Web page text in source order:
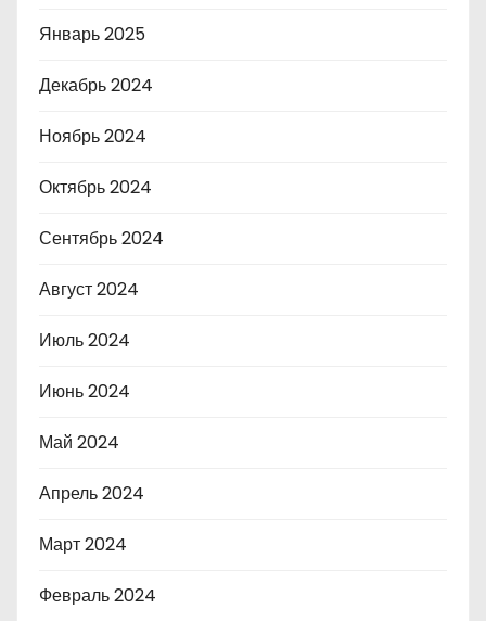
Январь 2025
Декабрь 2024
Ноябрь 2024
Октябрь 2024
Сентябрь 2024
Август 2024
Июль 2024
Июнь 2024
Май 2024
Апрель 2024
Март 2024
Февраль 2024